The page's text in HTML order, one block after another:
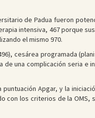
de Padua fueron
intensiva, 467 porque
el mismo 970.
cesárea programada
una complicación seria e
Apgar, y la
con los criterios de la OMS,